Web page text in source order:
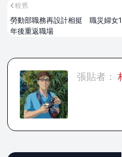
較舊
勞動部職務再設計相挺 職災婦女
年後重返職場
張貼者：